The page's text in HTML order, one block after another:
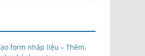
form nhập liệu – Thêm,